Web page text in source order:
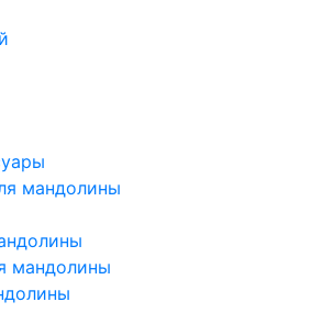
мандолины
мандолины